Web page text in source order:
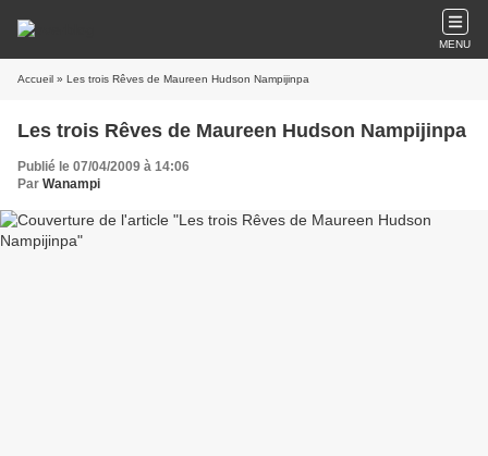
MENU
Accueil » Les trois Rêves de Maureen Hudson Nampijinpa
Les trois Rêves de Maureen Hudson Nampijinpa
Publié le 07/04/2009 à 14:06
Par Wanampi